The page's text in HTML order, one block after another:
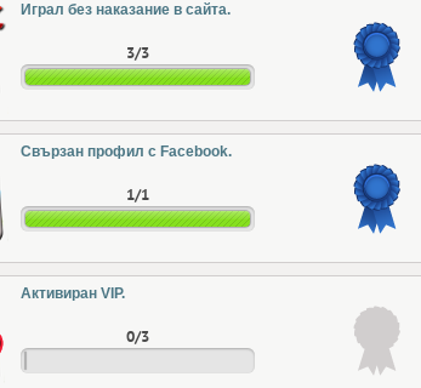
Играл без наказание в сайта.
3/3
Свързан профил с Facebook.
1/1
Активиран VIP.
0/3